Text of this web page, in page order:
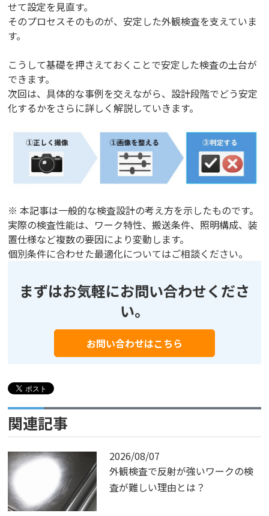
せて設定を見直す。
そのプロセスそのものが、安定した外観検査を支えていま
す。
こうして基礎を押さえておくことで安定した検査の土台が
できます。
次回は、具体的な事例を交えながら、設計段階でどう安定
化するかをさらに詳しく解説していきます。
※ 本記事は一般的な検査設計の考え方を示したものです。
実際の検査性能は、ワーク特性、搬送条件、照明構成、装
置仕様など複数の要因により変動します。
個別条件に合わせた最適化についてはご相談ください。
まずはお気軽にお問い合わせくださ
い。
お問い合わせはこちら
関連記事
2026/08/07
外観検査で反射が強いワークの検
査が難しい理由とは？